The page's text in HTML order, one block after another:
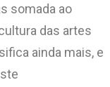
somada ao
das artes
ainda mais, e